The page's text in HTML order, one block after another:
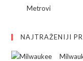
Metrovi
NAJTRAŽENIJI